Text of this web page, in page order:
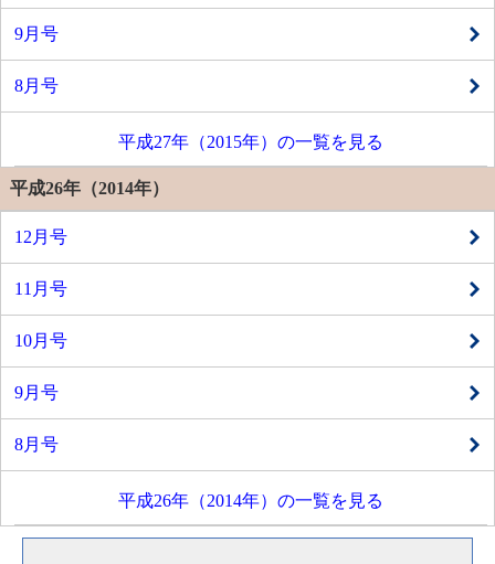
9月号
8月号
平成27年（2015年）の一覧を見る
平成26年（2014年）
12月号
11月号
10月号
9月号
8月号
平成26年（2014年）の一覧を見る